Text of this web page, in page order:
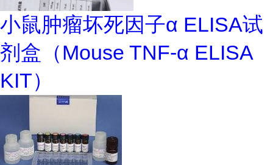
小鼠肿瘤坏死因子α ELISA试
剂盒（Mouse TNF-α ELISA
KIT）